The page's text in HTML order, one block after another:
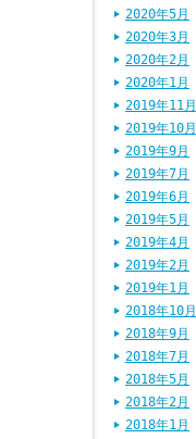
2020年5月
2020年3月
2020年2月
2020年1月
2019年11月
2019年10月
2019年9月
2019年7月
2019年6月
2019年5月
2019年4月
2019年2月
2019年1月
2018年10月
2018年9月
2018年7月
2018年5月
2018年2月
2018年1月